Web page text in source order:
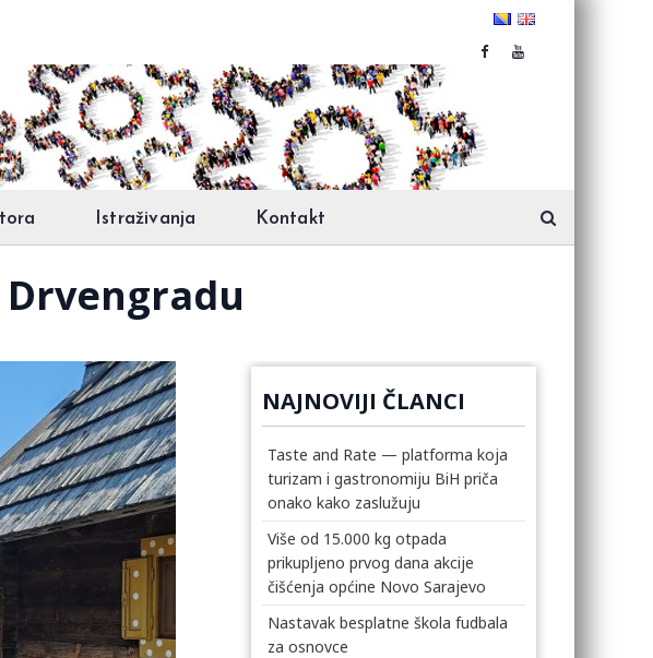
Istraživanja Kontakt
NAJNOVIJI ČLANCI
Taste and Rate — platforma koja
turizam i gastronomiju BiH priča
onako kako zaslužuju
Više od 15.000 kg otpada
prikupljeno prvog dana akcije
čišćenja općine Novo Sarajevo
Nastavak besplatne škola fudbala
za osnovce